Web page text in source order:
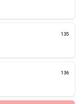
135
136